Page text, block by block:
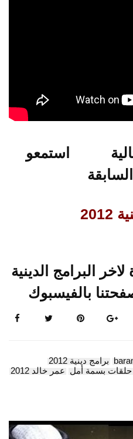
استمعو
البرامج الدينية
برامج دينية 2012
حلقات بسمة أمل عمر خالد 2012